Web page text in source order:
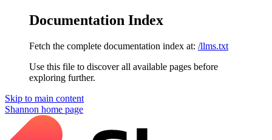
Documentation Index
Fetch the complete documentation index at: /llms.txt
Use this file to discover all available pages before
exploring further.
Skip to main content
Shannon home page